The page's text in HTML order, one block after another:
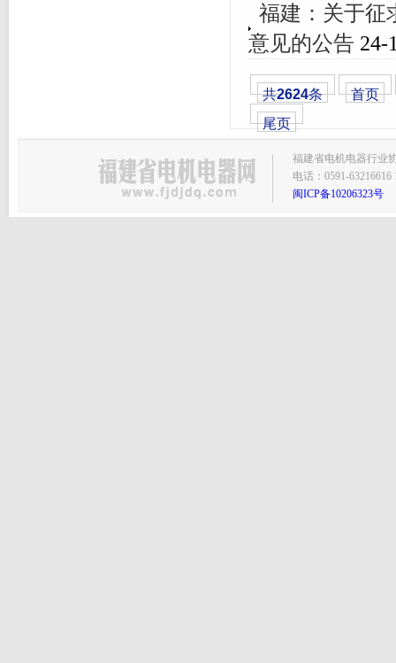
福建：关于征
意见的公告 24-
共2624条
首页
尾页
福建省电机电器行业
电话：0591-
闽ICP备10206323号